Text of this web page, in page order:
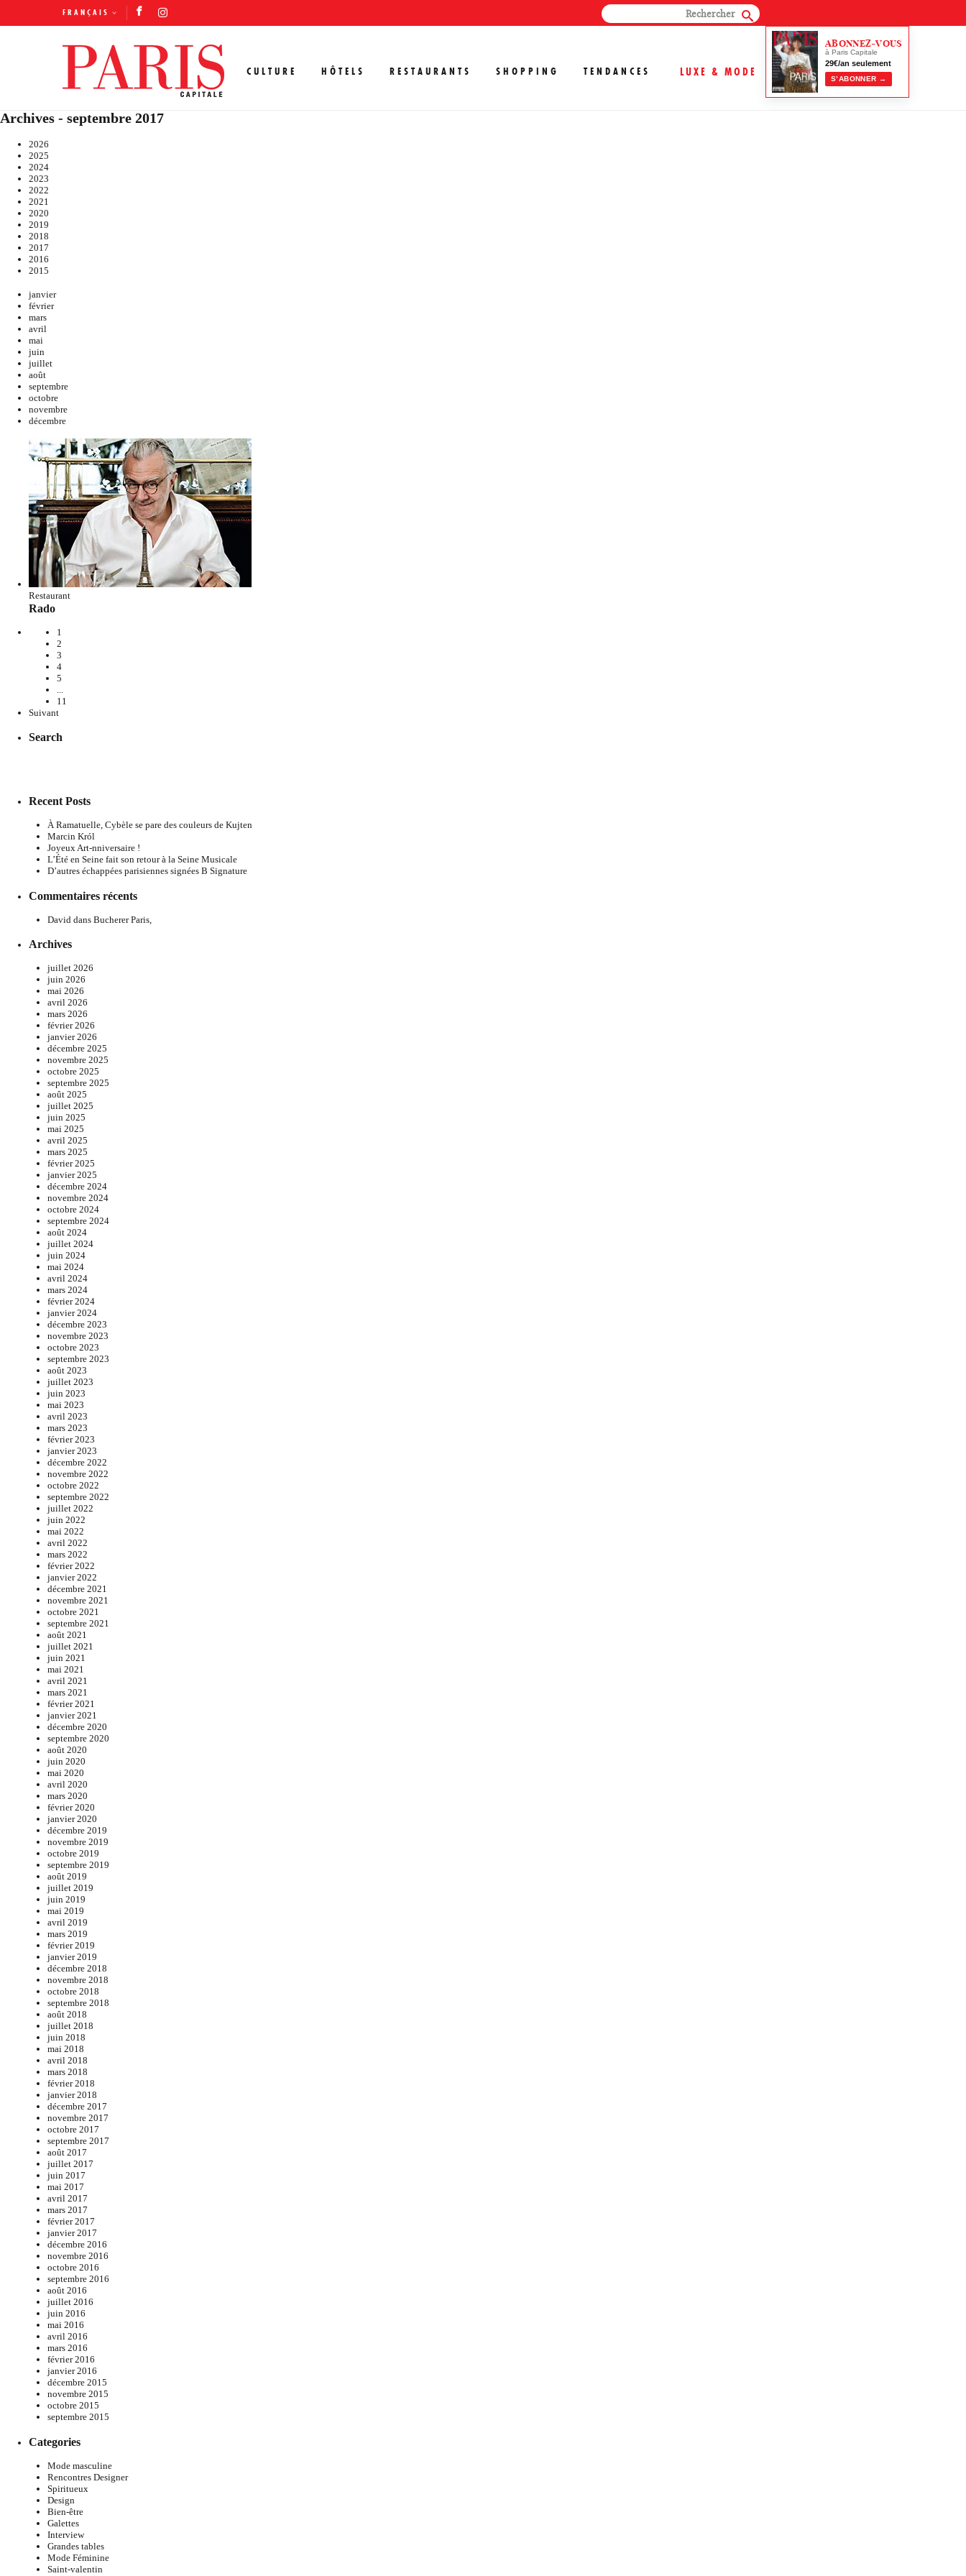
FRANÇAIS
CULTURE HÔTELS RESTAURANTS SHOPPING TENDANCES LUXE & MODE
ABONNEZ-VOUS
à Paris Capitale
29€/an seulement
S’ABONNER →
Archives - septembre 2017
2026
2025
2024
2023
2022
2021
2020
2019
2018
2017
2016
2015
janvier
février
mars
avril
mai
juin
juillet
août
septembre
octobre
novembre
décembre
Restaurant
Rado
1
2
3
4
5
...
11
Suivant
Search
Recent Posts
À Ramatuelle, Cybèle se pare des couleurs de Kujten
Marcin Król
Joyeux Art-nniversaire !
L’Été en Seine fait son retour à la Seine Musicale
D’autres échappées parisiennes signées B Signature
Commentaires récents
David dans Bucherer Paris,
Archives
juillet 2026
juin 2026
mai 2026
avril 2026
mars 2026
février 2026
janvier 2026
décembre 2025
novembre 2025
octobre 2025
septembre 2025
août 2025
juillet 2025
juin 2025
mai 2025
avril 2025
mars 2025
février 2025
janvier 2025
décembre 2024
novembre 2024
octobre 2024
septembre 2024
août 2024
juillet 2024
juin 2024
mai 2024
avril 2024
mars 2024
février 2024
janvier 2024
décembre 2023
novembre 2023
octobre 2023
septembre 2023
août 2023
juillet 2023
juin 2023
mai 2023
avril 2023
mars 2023
février 2023
janvier 2023
décembre 2022
novembre 2022
octobre 2022
septembre 2022
juillet 2022
juin 2022
mai 2022
avril 2022
mars 2022
février 2022
janvier 2022
décembre 2021
novembre 2021
octobre 2021
septembre 2021
août 2021
juillet 2021
juin 2021
mai 2021
avril 2021
mars 2021
février 2021
janvier 2021
décembre 2020
septembre 2020
août 2020
juin 2020
mai 2020
avril 2020
mars 2020
février 2020
janvier 2020
décembre 2019
novembre 2019
octobre 2019
septembre 2019
août 2019
juillet 2019
juin 2019
mai 2019
avril 2019
mars 2019
février 2019
janvier 2019
décembre 2018
novembre 2018
octobre 2018
septembre 2018
août 2018
juillet 2018
juin 2018
mai 2018
avril 2018
mars 2018
février 2018
janvier 2018
décembre 2017
novembre 2017
octobre 2017
septembre 2017
août 2017
juillet 2017
juin 2017
mai 2017
avril 2017
mars 2017
février 2017
janvier 2017
décembre 2016
novembre 2016
octobre 2016
septembre 2016
août 2016
juillet 2016
juin 2016
mai 2016
avril 2016
mars 2016
février 2016
janvier 2016
décembre 2015
novembre 2015
octobre 2015
septembre 2015
Categories
Mode masculine
Rencontres Designer
Spiritueux
Design
Bien-être
Galettes
Interview
Grandes tables
Mode Féminine
Saint-valentin